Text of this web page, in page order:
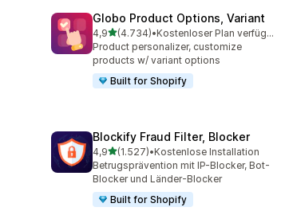
Globo Product Options, Variant
4,9von 5 Sternen
(4.734)
4734 Rezensionen insgesamt
•
Kostenloser Plan verfügbar
Product personalizer, customize
products w/ variant options
Built for Shopify
Blockify Fraud Filter, Blocker
4,9von 5 Sternen
(1.527)
1527 Rezensionen insgesamt
•Kostenlose Installation
Betrugsprävention mit IP-Blocker, Bot-
Blocker und Länder-Blocker
Built for Shopify